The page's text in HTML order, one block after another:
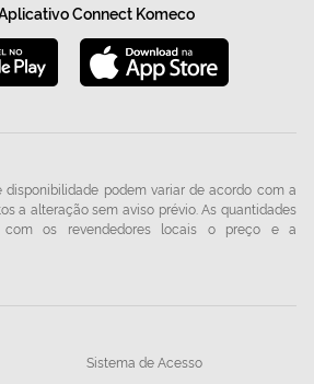
Connect Komeco
disponibilidade podem variar de acordo com a
a alteração sem aviso prévio. As quantidades
com os revendedores locais o preço e a
Sistema de Acesso